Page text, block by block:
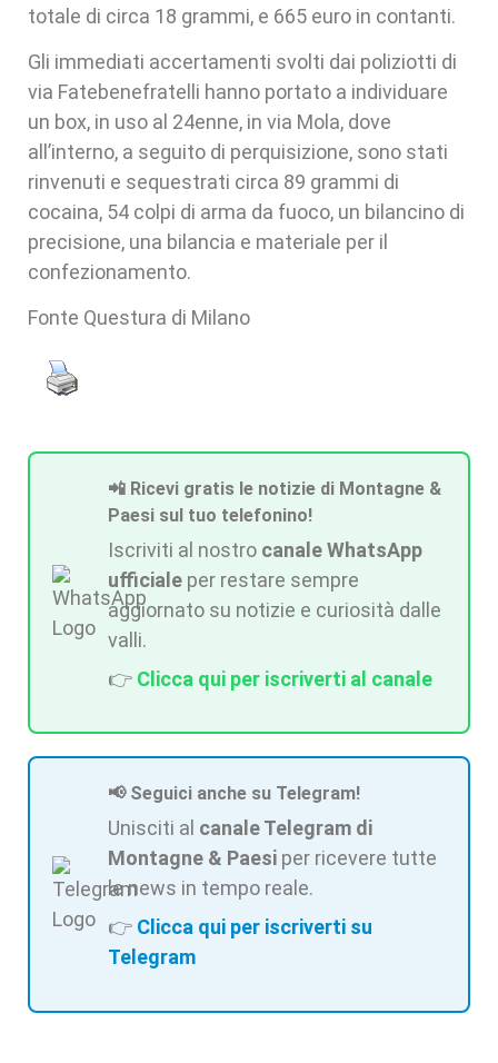
totale di circa 18 grammi, e 665 euro in contanti.
Gli immediati accertamenti svolti dai poliziotti di
via Fatebenefratelli hanno portato a individuare
un box, in uso al 24enne, in via Mola, dove
all’interno, a seguito di perquisizione, sono stati
rinvenuti e sequestrati circa 89 grammi di
cocaina, 54 colpi di arma da fuoco, un bilancino di
precisione, una bilancia e materiale per il
confezionamento.
Fonte Questura di Milano
📲 Ricevi gratis le notizie di Montagne &
Paesi sul tuo telefonino!
Iscriviti al nostro canale WhatsApp
ufficiale per restare sempre
aggiornato su notizie e curiosità dalle
valli.
👉 Clicca qui per iscriverti al canale
📢 Seguici anche su Telegram!
Unisciti al canale Telegram di
Montagne & Paesi per ricevere tutte
le news in tempo reale.
👉 Clicca qui per iscriverti su
Telegram